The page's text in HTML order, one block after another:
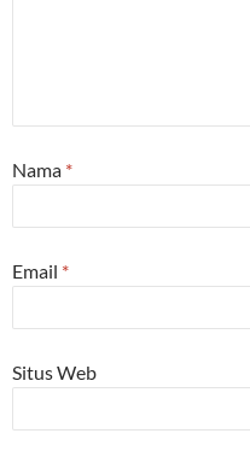
Nama *
Email *
Situs Web